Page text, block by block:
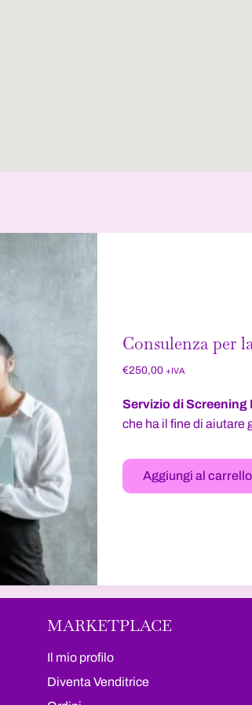
Consulenza per
€250,00 +IVA
Servizio di Screening
che ha il fine di aiutare
Aggiungi al carrello
MARKETPLACE
Il mio profilo
Diventa Venditrice